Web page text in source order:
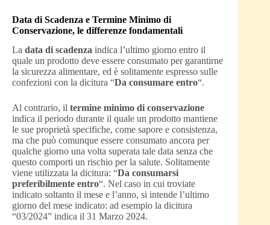
Data di Scadenza e Termine Minimo di
Conservazione, le differenze fondamentali
La data di scadenza indica l’ultimo giorno entro il
quale un prodotto deve essere consumato per garantirne
la sicurezza alimentare, ed è solitamente espresso sulle
confezioni con la dicitura “Da consumare entro“.
Al contrario, il termine minimo di conservazione
indica il periodo durante il quale un prodotto mantiene
le sue proprietà specifiche, come sapore e consistenza,
ma che può comunque essere consumato ancora per
qualche giorno una volta superata tale data senza che
questo comporti un rischio per la salute. Solitamente
viene utilizzata la dicitura: “Da consumarsi
preferibilmente entro“. Nel caso in cui troviate
indicato soltanto il mese e l’anno, si intende l’ultimo
giorno del mese indicato: ad esempio la dicitura
“03/2024” indica il 31 Marzo 2024.